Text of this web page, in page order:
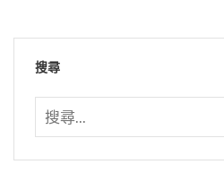
台北靈巖山寺雙溪小築
0059
《緇門崇行錄淺述．孝
同修，及網路前的同修，
放掌。請大家翻開《緇門
《緇門崇行錄淺述．孝親
放掌。請大家翻開《緇門
第四》，一百一十三頁，
諸位同修，大家好！我們
親之行」一百一十二頁，從
【鑿井報父】
講 （第五十六集）
台北靈巖山寺雙溪小築
《緇門崇行錄淺述．孝
同修，及網路前的同修，
緇門崇行錄淺述—泣血哀
講 （第五十五集）
0055
《緇門崇行錄淺述．孝
緇門崇行錄淺述—居喪不
講 （第五十四集）
0054
《緇門崇行錄淺述．孝
緇門崇行錄淺述—母必親
台北靈巖山寺雙溪小築
0053
緇門崇行錄淺述—蘭盆勝
講 （第五十二集）
0052
《緇門崇行錄淺述．孝
緇門崇行錄淺述—六
（第五十一集）
搜尋